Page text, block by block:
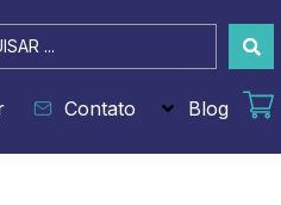
Contato Blog